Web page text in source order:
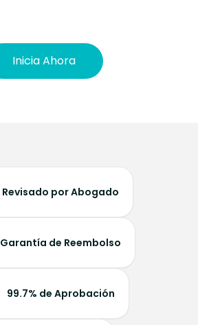
Inicia Ahora
Revisado por Abogado
Garantía de Reembolso
99.7% de Aprobación